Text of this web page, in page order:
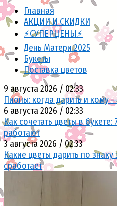
Главная
АКЦИИ И СКИДКИ
⚡СУПЕРЦЕНЫ⚡
День Матери 2025
Букеты
Поставка цветов
9 августа 2026 / 02:33
Пионы: когда дарить и кому
6 августа 2026 / 02:33
Как сочетать цветы в
работают
3 августа 2026 / 02:33
Какие цветы дарить по
сработает